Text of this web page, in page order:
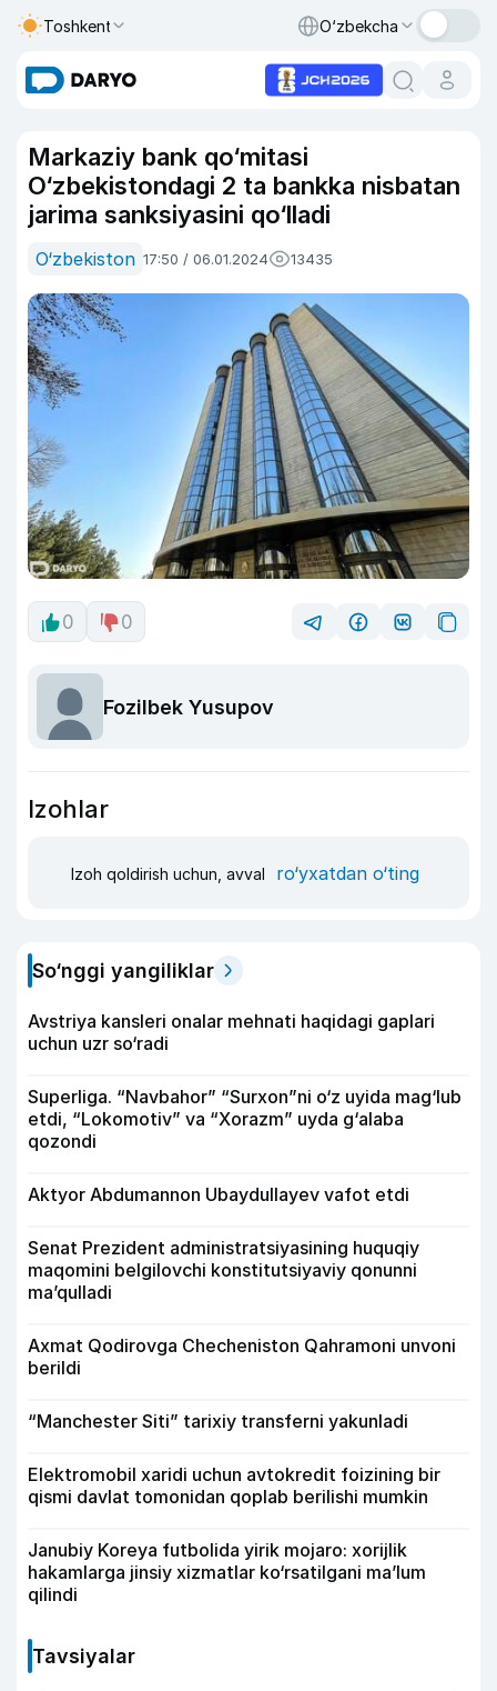
Toshkent O‘zbekcha
Markaziy bank qo‘mitasi
O‘zbekistondagi 2 ta bankka nisbatan
jarima sanksiyasini qo‘lladi
O‘zbekiston 17:50 / 06.01.2024 13435
0 0
Fozilbek Yusupov
Izohlar
Izoh qoldirish uchun, avval ro‘yxatdan o‘ting
So‘nggi yangiliklar
Avstriya kansleri onalar mehnati haqidagi gaplari
uchun uzr so‘radi
Superliga. “Navbahor” “Surxon”ni o‘z uyida mag‘lub
etdi, “Lokomotiv” va “Xorazm” uyda g‘alaba
qozondi
Aktyor Abdu­mannon Ubaydullayev vafot etdi
Senat Prezident administratsiyasining huquqiy
maqomini belgilovchi konstitutsiyaviy qonunni
ma’qulladi
Axmat Qodirovga Checheniston Qahramoni unvoni
berildi
“Manchester Siti” tarixiy transferni yakunladi
Elektromobil xaridi uchun avtokredit foizining bir
qismi davlat tomonidan qoplab berilishi mumkin
Janubiy Koreya futbolida yirik mojaro: xorijlik
hakamlarga jinsiy xizmatlar ko‘rsatilgani ma’lum
qilindi
Tavsiyalar